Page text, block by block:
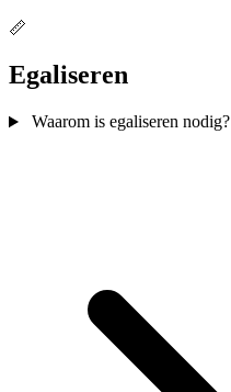
📏
Egaliseren
Waarom is egaliseren nodig?